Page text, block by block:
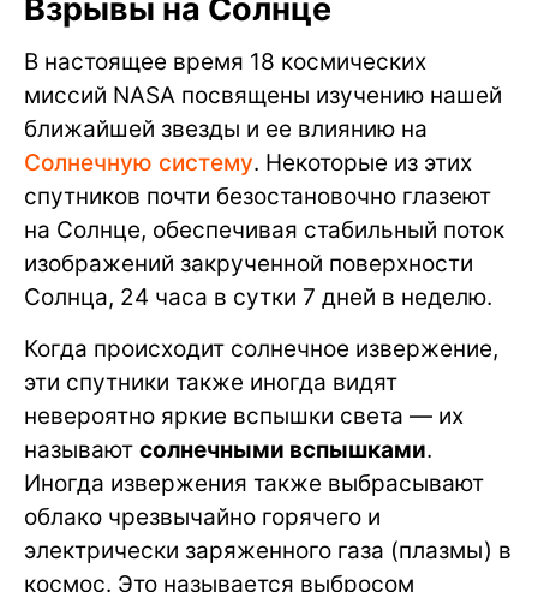
Взрывы на Солнце
В настоящее время 18 космических
миссий NASA посвящены изучению нашей
ближайшей звезды и ее влиянию на
Солнечную систему. Некоторые из этих
спутников почти безостановочно глазеют
на Солнце, обеспечивая стабильный поток
изображений закрученной поверхности
Солнца, 24 часа в сутки 7 дней в неделю.
Когда происходит солнечное извержение,
эти спутники также иногда видят
невероятно яркие вспышки света — их
называют солнечными вспышками.
Иногда извержения также выбрасывают
облако чрезвычайно горячего и
электрически заряженного газа (плазмы) в
космос. Это называется выбросом